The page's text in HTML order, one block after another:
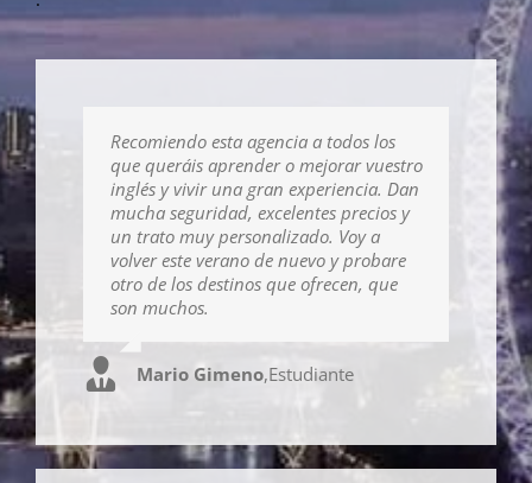
Recomiendo esta agencia a todos los
que queráis aprender o mejorar vuestro
inglés y vivir una gran experiencia. Dan
mucha seguridad, excelentes precios y
un trato muy personalizado. Voy a
volver este verano de nuevo y probare
otro de los destinos que ofrecen, que
son muchos.
Mario Gimeno,Estudiante